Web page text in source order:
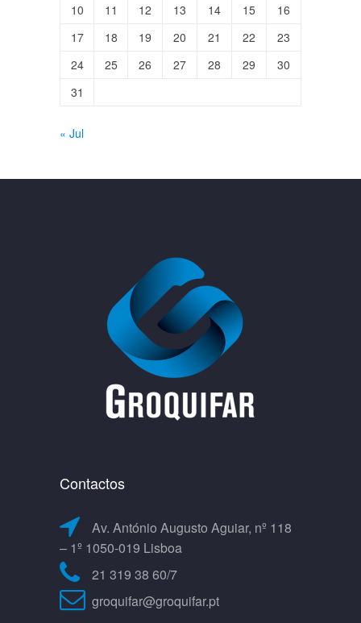
10
11 12 13 14 15
16
17
18 19 20 21 22
23
24
25 26 27 28 29
30
31
« Jul
Contactos
Av. António Augusto Aguiar, nº 118
– 1º 1050-019 Lisboa
21 319 38 60/7
groquifar@groquifar.pt